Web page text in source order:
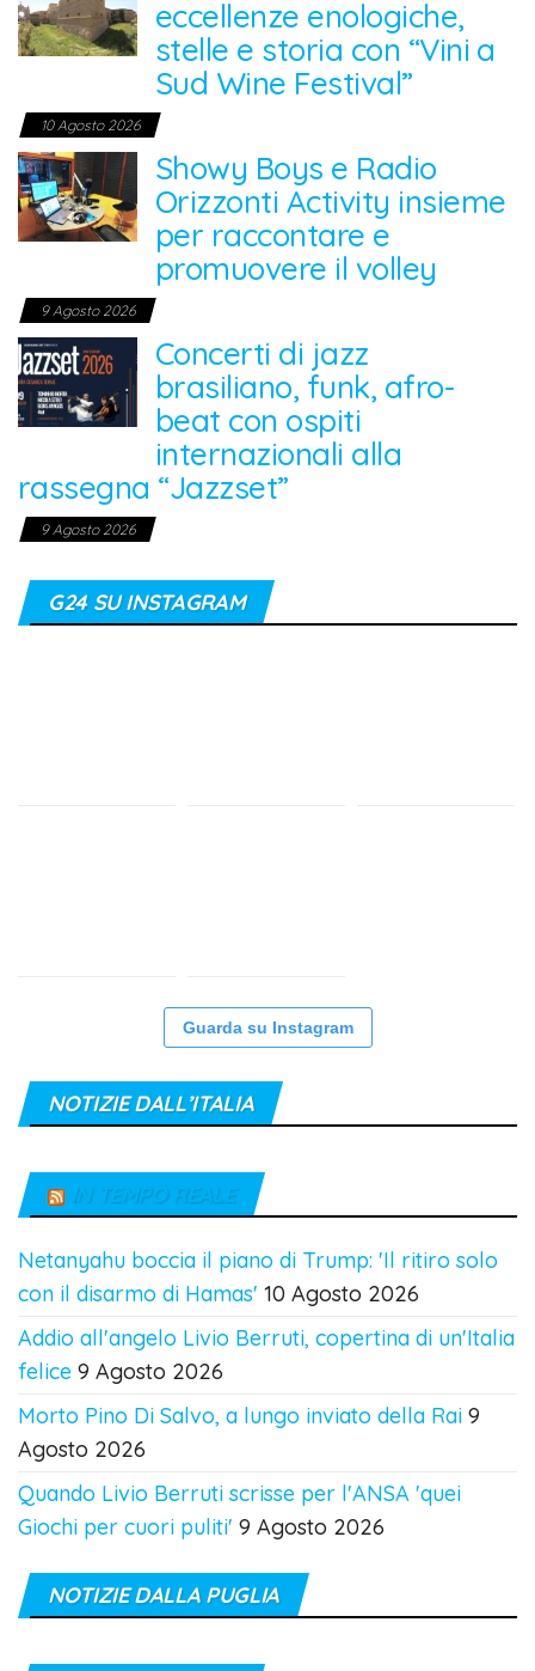
eccellenze enologiche,
stelle e storia con “Vini a
Sud Wine Festival”
10 Agosto 2026
Showy Boys e Radio
Orizzonti Activity insieme
per raccontare e
promuovere il volley
9 Agosto 2026
Concerti di jazz
brasiliano, funk, afro-
beat con ospiti
internazionali alla
rassegna “Jazzset”
9 Agosto 2026
G24 SU INSTAGRAM
Guarda su Instagram
NOTIZIE DALL’ITALIA
IN TEMPO REALE
Netanyahu boccia il piano di Trump: 'Il ritiro solo
con il disarmo di Hamas' 10 Agosto 2026
Addio all'angelo Livio Berruti, copertina di un'Italia
felice 9 Agosto 2026
Morto Pino Di Salvo, a lungo inviato della Rai 9
Agosto 2026
Quando Livio Berruti scrisse per l'ANSA 'quei
Giochi per cuori puliti' 9 Agosto 2026
NOTIZIE DALLA PUGLIA